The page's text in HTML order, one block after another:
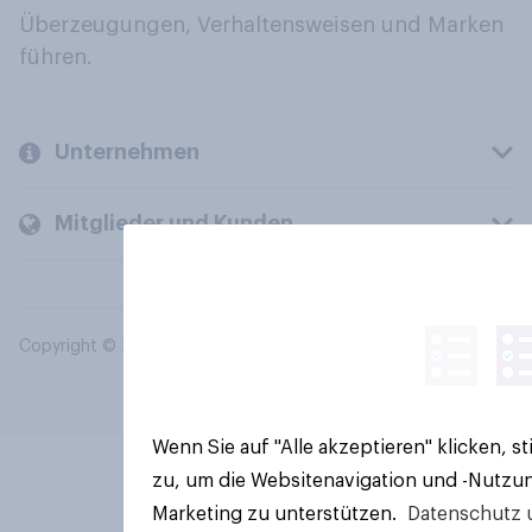
Überzeugungen, Verhaltensweisen und Marken
führen.
Unternehmen
Mitglieder und Kunden
Copyright © 2026 YouGov PLC. Alle Rechte vorbehalten.
Wenn Sie auf "Alle akzeptieren" klicken,
zu, um die Websitenavigation und -
Marketing zu unterstützen.
Datenschutz